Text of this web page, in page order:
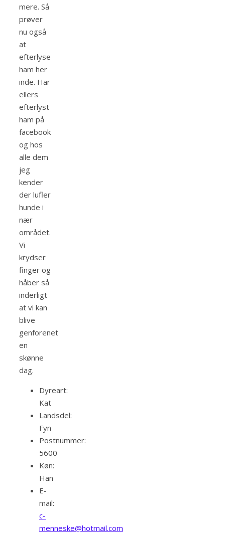
mere. Så
prøver
nu også
at
efterlyse
ham her
inde. Har
ellers
efterlyst
ham på
facebook
og hos
alle dem
jeg
kender
der lufler
hunde i
nær
området.
Vi
krydser
finger og
håber så
inderligt
at vi kan
blive
genforenet
en
skønne
dag.
Dyreart:
Kat
Landsdel:
Fyn
Postnummer:
5600
Køn:
Han
E-
mail:
c-
menneske@hotmail.com